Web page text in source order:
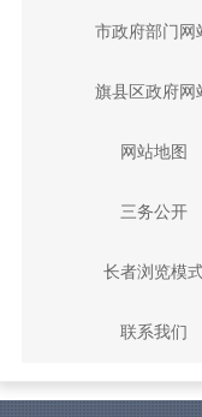
市政府部门网
旗县区政府网
网站地图
三务公开
长者浏览模
联系我们